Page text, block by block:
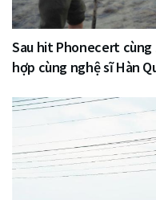
Sau hit Phonecert
hợp cùng nghệ sĩ Hàn